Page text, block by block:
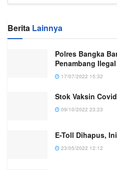
Berita Lainnya
Polres Bangka
Penambang Ilegal
17/07/2022 15:32
Stok Vaksin
09/10/2022 23:23
E-Toll Dihapus,
23/05/2022 12:12